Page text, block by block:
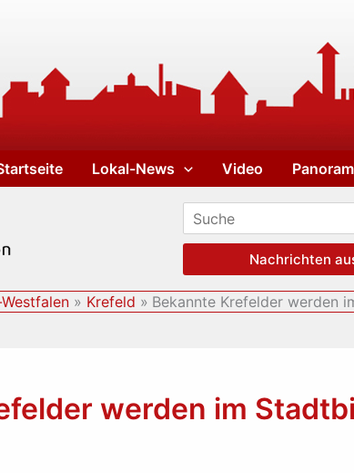
Lokal-News Video
Nachrichten
Krefeld Bekannte Krefelder werden
werden im